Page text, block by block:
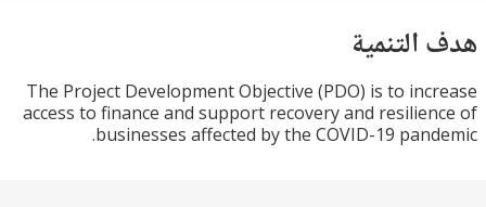
The Project Development Objective (PDO) is to
access to finance and support recovery and
businesses affected by the COVID-19